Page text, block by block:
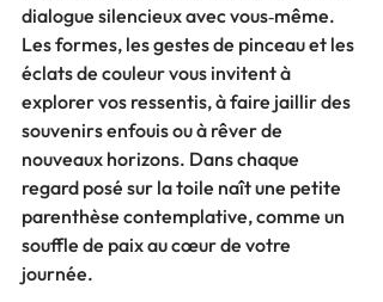
dialogue silencieux avec vous‑même.
Les formes, les gestes de pinceau et les
éclats de couleur vous invitent à
explorer vos ressentis, à faire jaillir des
souvenirs enfouis ou à rêver de
nouveaux horizons. Dans chaque
regard posé sur la toile naît une petite
parenthèse contemplative, comme un
souffle de paix au cœur de votre
journée.